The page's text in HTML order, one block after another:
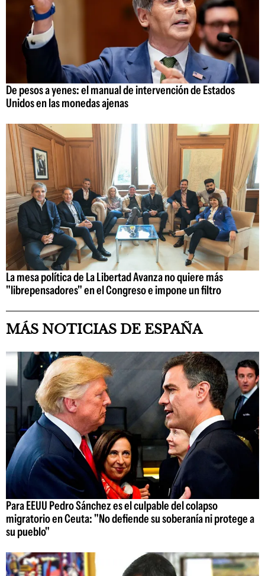
De pesos a yenes: el manual de intervención de Estados
Unidos en las monedas ajenas
La mesa política de La Libertad Avanza no quiere más
"librepensadores" en el Congreso e impone un filtro
MÁS NOTICIAS DE ESPAÑA
Para EEUU Pedro Sánchez es el culpable del colapso
migratorio en Ceuta: "No defiende su soberanía ni protege a
su pueblo"